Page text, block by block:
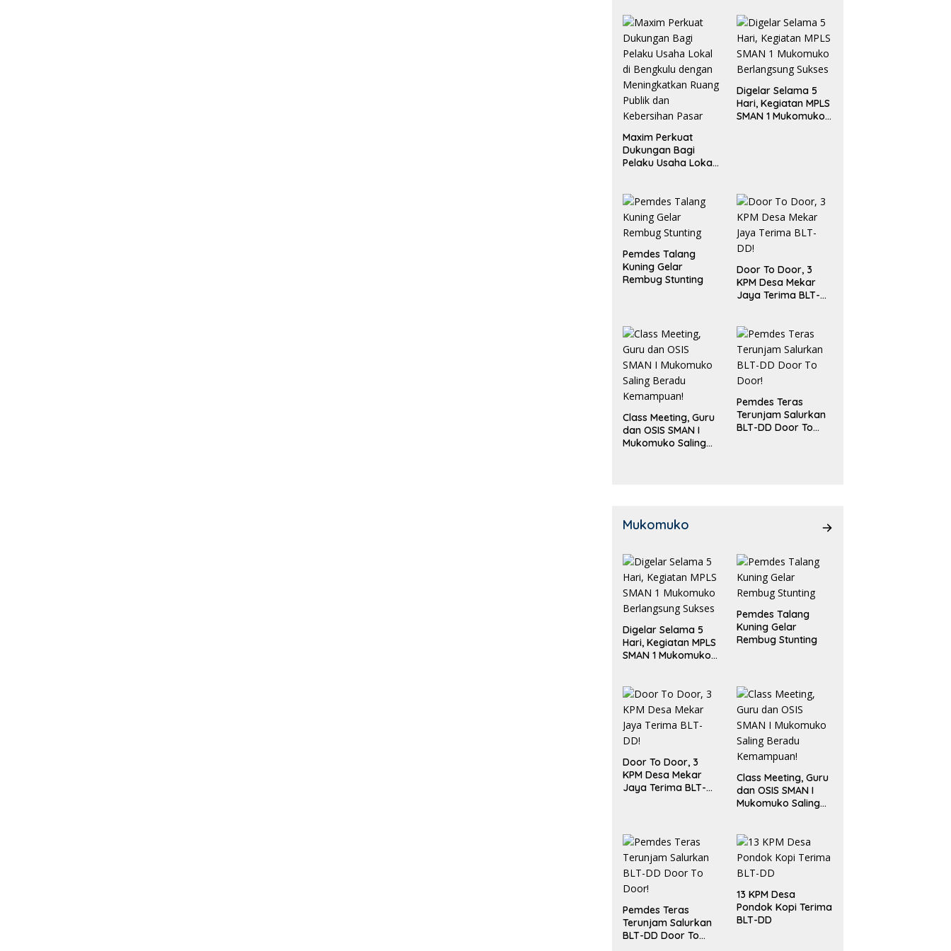
Maxim Perkuat
Dukungan Bagi
Pelaku Usaha Lokal
Ruang Publik dan
Kebersihan Pasar
Digelar Selama 5
Hari, Kegiatan MPLS
SMAN 1 Mukomuko
Pemdes Talang
Kuning Gelar
Rembug Stunting
Door To Door, 3
KPM Desa Mekar
Jaya Terima BLT-
Class Meeting, Guru
dan OSIS SMAN I
Mukomuko Saling
Pemdes Teras
Terunjam Salurkan
BLT-DD Door To
Mukomuko
Digelar Selama 5
Hari, Kegiatan MPLS
SMAN 1 Mukomuko
Pemdes Talang
Kuning Gelar
Rembug Stunting
Door To Door, 3
KPM Desa Mekar
Jaya Terima BLT-
Class Meeting, Guru
dan OSIS SMAN I
Mukomuko Saling
Pemdes Teras
Terunjam Salurkan
BLT-DD Door To
13 KPM Desa
Pondok Kopi Terima
BLT-DD